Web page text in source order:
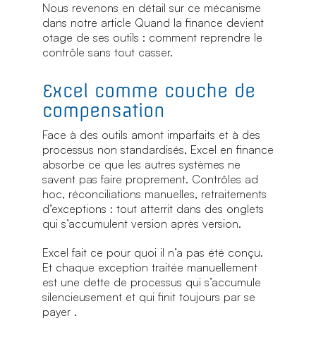
Nous revenons en détail sur ce mécanisme
dans notre article Quand la finance devient
otage de ses outils : comment reprendre le
contrôle sans tout casser.
Excel comme couche de
compensation
Face à des outils amont imparfaits et à des
processus non standardisés, Excel en finance
absorbe ce que les autres systèmes ne
savent pas faire proprement. Contrôles ad
hoc, réconciliations manuelles, retraitements
d’exceptions : tout atterrit dans des onglets
qui s’accumulent version après version.
Excel fait ce pour quoi il n’a pas été conçu.
Et chaque exception traitée manuellement
est une dette de processus qui s’accumule
silencieusement et qui finit toujours par se
payer .